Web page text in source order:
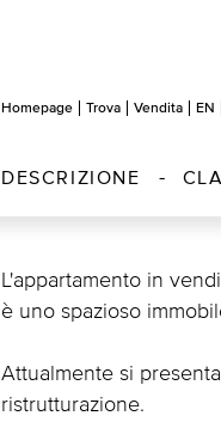
Homepage Trova Vendita EN
DESCRIZIONE
L'appartamento in
è uno spazioso
Attualmente si
ristrutturazione.